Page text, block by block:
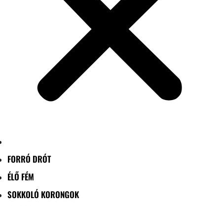
FORRÓ DRÓT
ÉLŐ FÉM
SOKKOLÓ KORONGOK